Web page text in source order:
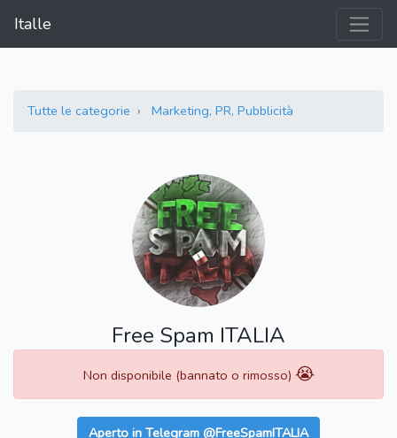
Italle
Tutte le categorie Marketing, PR, Pubblicità
Free Spam ITALIA
Non disponibile (bannato o rimosso) 😭
Aperto in Telegram @FreeSpamITALIA